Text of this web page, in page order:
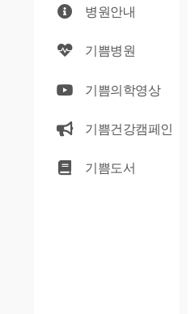
병원안내
기쁨병원
기쁨의학영상
기쁨건강캠페인
기쁨도서